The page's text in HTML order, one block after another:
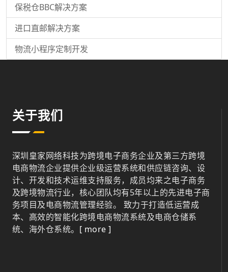
保税仓BBC解决方案
进口直邮解决方案
物流小程序定制开发
关于我们
深圳皇家网络科技为跨境电子商务企业及第三方跨境
电商物流企业提供企业级运营系统和供应链咨询、设
计、开发和技术运维支持服务，成员均来之电子商务
及跨境物流行业，核心团队均有5年以上的先进电子商
务项目及电商物流管理经验。 致力于打造低运营成
本、高效的智能化跨境电商物流系统及电商仓储系
统、海外仓系统。 [ more ]